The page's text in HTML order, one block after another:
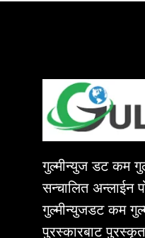
गुल्मीन्युज डट कम
सन्चालित अन्लाईन
गुल्मीन्युजडट कम
पुरस्कारबाट